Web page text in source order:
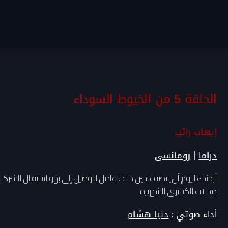
الحلقة 5 من الخيوط السوداء
إيهاب راتب
دراما|رومانسى
أوشك اليوم أن ينتصف حين دلف عامل التوصيل إلى بهو استقبال
محلات الكشري الشهيرة.
أداء صوتي :دنيا هشام